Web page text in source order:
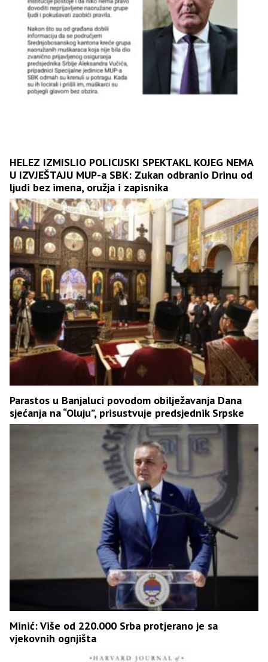
HELEZ IZMISLIO POLICIJSKI SPEKTAKL KOJEG NEMA
U IZVJEŠTAJU MUP-a SBK: Zukan odbranio Drinu od
ljudi bez imena, oružja i zapisnika
Parastos u Banjaluci povodom obilježavanja Dana
sjećanja na “Oluju”, prisustvuje predsjednik Srpske
Minić: Više od 220.000 Srba protjerano je sa
vjekovnih ognjišta